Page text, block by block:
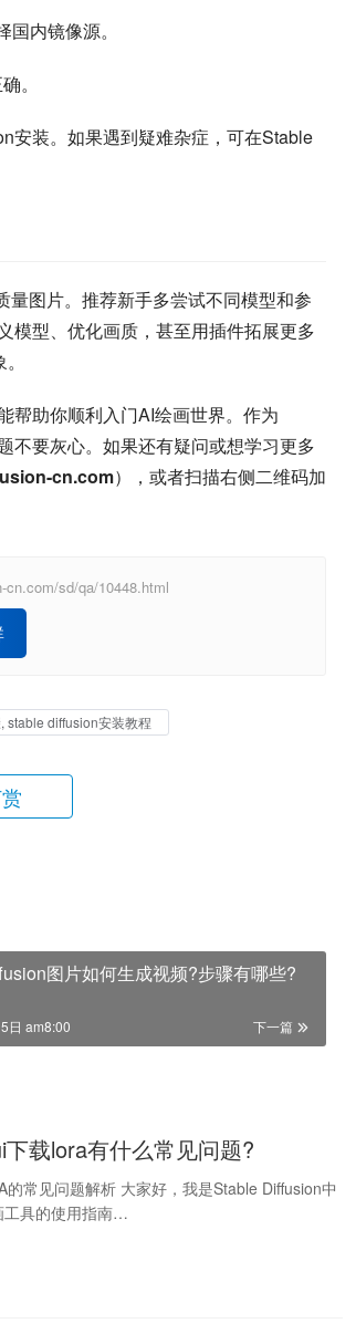
内镜像源。
。
安装。如果遇到疑难杂症，可在Stable
图片。推荐新手多尝试不同模型和参
模型、优化画质，甚至用插件拓展更多
帮助你顺利入门AI绘画世界。作为
不要灰心。如果还有疑问或想学习更多
cn.com），或者扫描右侧二维码加
cn.com/sd/qa/10448.html
stable diffusion安装教程
图片如何生成视频?步骤有哪些?
下一篇
日 am8:00
载lora有什么常见问题?
常见问题解析 大家好，我是Stable Diffusion中
工具的使用指南…